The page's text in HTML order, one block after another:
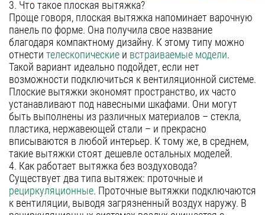
3. Что такое плоская вытяжка?
Проще говоря, плоская вытяжка напоминает варочную
панель по форме. Она получила свое название
благодаря компактному дизайну. К этому типу можно
отнести телескопические и встраиваемые модели.
Такой вариант идеально подойдет, если нет
возможности подключиться к вентиляционной системе.
Плоские вытяжки экономят пространство, их часто
устанавливают под навесными шкафами. Они могут
быть выполнены из различных материалов – стекла,
пластика, нержавеющей стали – и прекрасно
вписываются в любой интерьер. К тому же, в среднем,
такие вытяжки стоят дешевле остальных моделей.
4. Как работает вытяжка без воздуховода?
Существует два типа вытяжек: проточные и
рециркуляционные. Проточные вытяжки подключаются
к вентиляции, выводя загрязненный воздух наружу. В